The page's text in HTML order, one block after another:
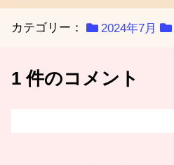
カテゴリー： 2024年7月
1 件のコメント